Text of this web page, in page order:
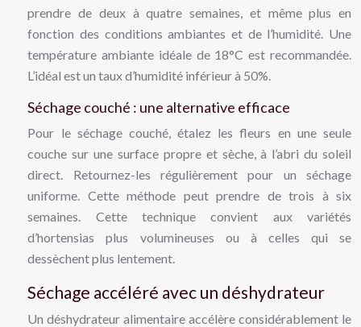
prendre de deux à quatre semaines, et même plus en
fonction des conditions ambiantes et de l’humidité. Une
température ambiante idéale de 18°C est recommandée.
L’idéal est un taux d’humidité inférieur à 50%.
Séchage couché : une alternative efficace
Pour le séchage couché, étalez les fleurs en une seule
couche sur une surface propre et sèche, à l’abri du soleil
direct. Retournez-les régulièrement pour un séchage
uniforme. Cette méthode peut prendre de trois à six
semaines. Cette technique convient aux variétés
d’hortensias plus volumineuses ou à celles qui se
dessèchent plus lentement.
Séchage accéléré avec un déshydrateur
Un déshydrateur alimentaire accélère considérablement le